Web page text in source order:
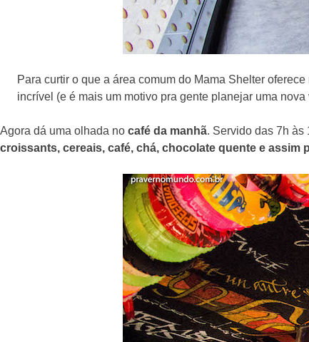
Para curtir o que a área comum do Mama Shelter
incrível (e é mais um motivo pra gente planejar uma
Agora dá uma olhada no café da manhã. Servido das 7h às
croissants, cereais, café, chá, chocolate quente e assim